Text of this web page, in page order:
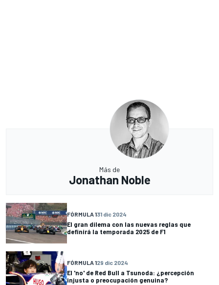
Más de
Jonathan Noble
FÓRMULA 131 dic 2024
El gran dilema con las nuevas reglas que
definirá la temporada 2025 de F1
FÓRMULA 129 dic 2024
El 'no' de Red Bull a Tsunoda: ¿percepción
injusta o preocupación genuina?